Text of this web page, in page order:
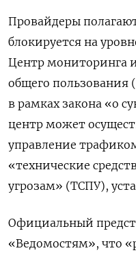
Провайдеры
блокируется на
Центр мониторинга
общего
в рамках закона «о
центр может
управление
«технические
угрозам» (ТСПУ),
Официальный
«Ведомостям», что